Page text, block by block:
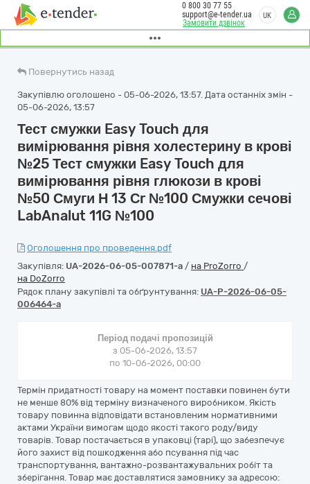
Замовити дзвінок
0 800 30 77 55
support@e-tender.ua
UK
Повернутись назад
Закупівлю оголошено - 05-06-2026, 13:57. Дата останніх змін -
05-06-2026, 13:57
Тест смужки Easy Touch для
вимірювання рівня холестерину в крові
№25 Тест смужки Easy Touch для
вимірювання рівня глюкози в крові
№50 Смуги Н 13 Сr №100 Смужки сечові
LabAnalut 11G №100
Оголошення про проведення.pdf
Закупівля: UA-2026-06-05-007871-a / на ProZorro /
на DoZorro
Рядок плану закупівлі та обґрунтування: UA-P-2026-06-05-
006464-a
Період подачі пропозицій
з 05-06-2026, 13:57
по 10-06-2026, 00:00
Термін придатності товару на момент поставки повинен бути
не менше 80% від терміну визначеного виробником. Якість
товару повинна відповідати встановленим нормативними
актами України вимогам щодо якості такого роду/виду
товарів. Товар постачається в упаковці (тарі), що забезпечує
його захист від пошкодження або псування під час
транспортування, вантажно-розвантажувальних робіт та
зберігання. Товар має доставлятися замовнику за адресою: